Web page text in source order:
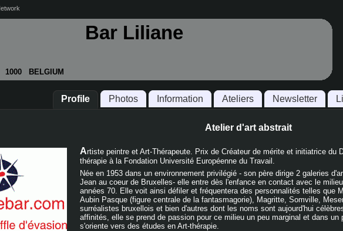
Bar Liliane
1000 BELGIUM
Profile Photos Information Ateliers Newsletter
Atelier d'art abstrait
Artiste peintre et Art-Thérapeute. Prix de Créateur de mérite et initiatrice du
thérapie à la Fondation Université Européenne du Travail.
Née en 1953 dans un environnement privilégié - son père dirige 2 galeries
Jean au coeur de Bruxelles- elle entre dès l'enfance en contact avec le
années 70. Elle voit ainsi défiler et fréquentera des personnalités telles que
Aubin Pasque (figure centrale de la fantasmagorie), Magritte, Somville,
surréalistes bruxellois et bien d'autres dont les noms sont aujourd'hui
affinités, elle se prend de passion pour ce milieu un peu marginal et dans un
s'oriente vers des études en Art-thérapie.